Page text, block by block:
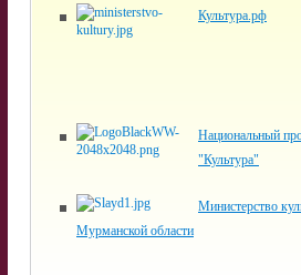
Культура.рф
Национальный
"Культура"
Министерство
Мурманской области